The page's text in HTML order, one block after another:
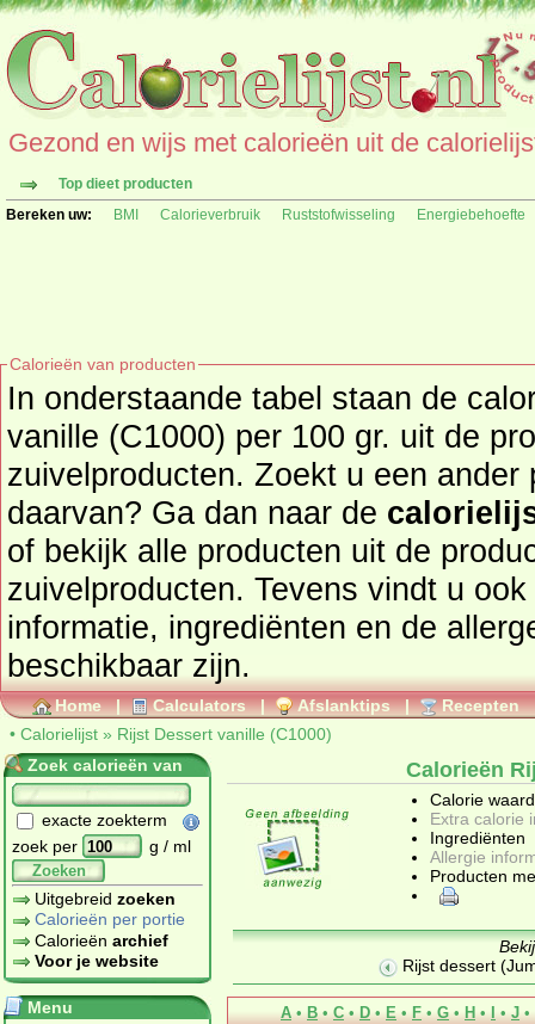
Gezond en wijs met calorieën uit de
Top dieet producten
Bereken uw:
BMI Calorieverbruik Ruststofwisseling Energiebehoefte
Calorieën van producten
In onderstaande tabel staan de
vanille (C1000) per 100 gr. uit de
zuivelproducten. Zoekt u een ander product en de calorieën
daarvan? Ga dan naar de
of bekijk alle producten uit de
zuivelproducten. Tevens vindt u ook de uitgebreide calorie
informatie, ingrediënten en de
beschikbaar zijn.
Home | Calculators | Afslanktips | Recepten
• Calorielijst » Rijst Dessert vanille (C1000)
Zoek calorieën van
exacte zoekterm
zoek per
g / ml
Zoeken
Uitgebreid zoeken
Calorieën per portie
Calorieën archief
Voor je website
Menu
Calorieën
Calorie
Extra calorie
Ingrediënten
Allergie
Producten
Rijst dessert
A • B • C • D • E • F • G • H • I • J •